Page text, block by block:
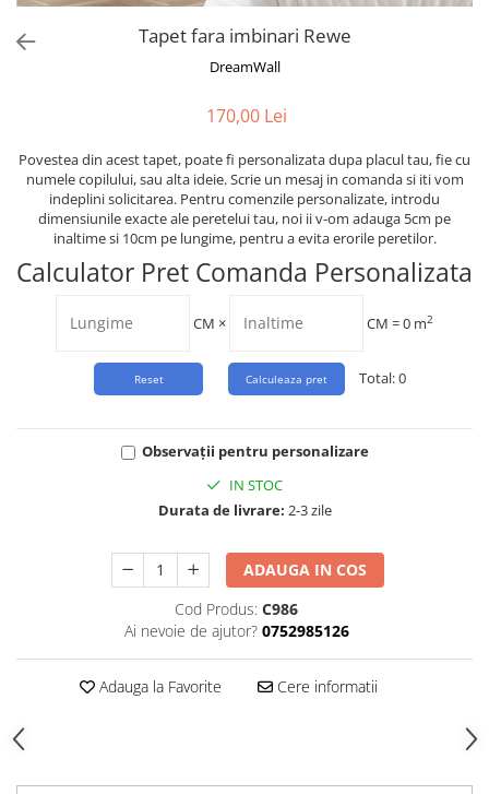
Watercolor
Tapet fara imbinari Rewe
DreamWall
170,00 Lei
Povestea din acest tapet, poate fi personalizata dupa placul tau, fie cu
numele copilului, sau alta ideie. Scrie un mesaj in comanda si iti vom
indeplini solicitarea. Pentru comenzile personalizate, introdu
dimensiunile exacte ale peretelui tau, noi ii v-om adauga 5cm pe
inaltime si 10cm pe lungime, pentru a evita erorile peretilor.
Calculator Pret Comanda Personalizata
CM × CM =0 m2
Total:0
Observații pentru personalizare
IN STOC
Durata de livrare: 2-3 zile
ADAUGA IN COS
Cod Produs: C986
Ai nevoie de ajutor? 0752985126
Adauga la Favorite Cere informatii